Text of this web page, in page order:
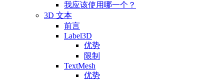
我应该使用哪一个？
3D 文本
前言
Label3D
优势
限制
TextMesh
优势